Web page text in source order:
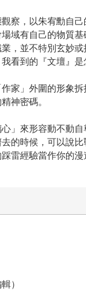
察，以朱宥勳自
域有自己的物質
，並不特別玄妙
看到的『文壇』
家」外圍的形象
神密碼。
」來形容動不動
的時候，可以說
雷經驗當作你的
）